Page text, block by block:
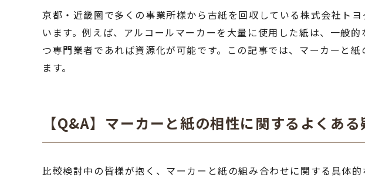
京都・近畿圏で多くの事業所様から古紙を回収している株式会社ト
います。例えば、アルコールマーカーを大量に使用した紙は、一般
つ専門業者であれば資源化が可能です。この記事では、マーカーと
ます。
【Q&A】マーカーと紙の相性に関するよくある
比較検討中の皆様が抱く、マーカーと紙の組み合わせに関する具体的